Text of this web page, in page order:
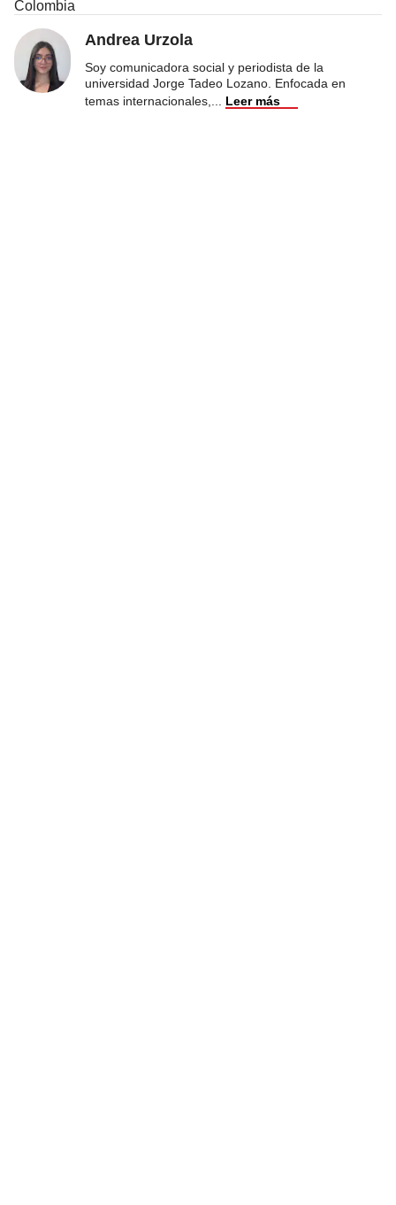
Colombia
Andrea Urzola
Soy comunicadora social y periodista de la
universidad Jorge Tadeo Lozano. Enfocada en
temas internacionales,
Leer más